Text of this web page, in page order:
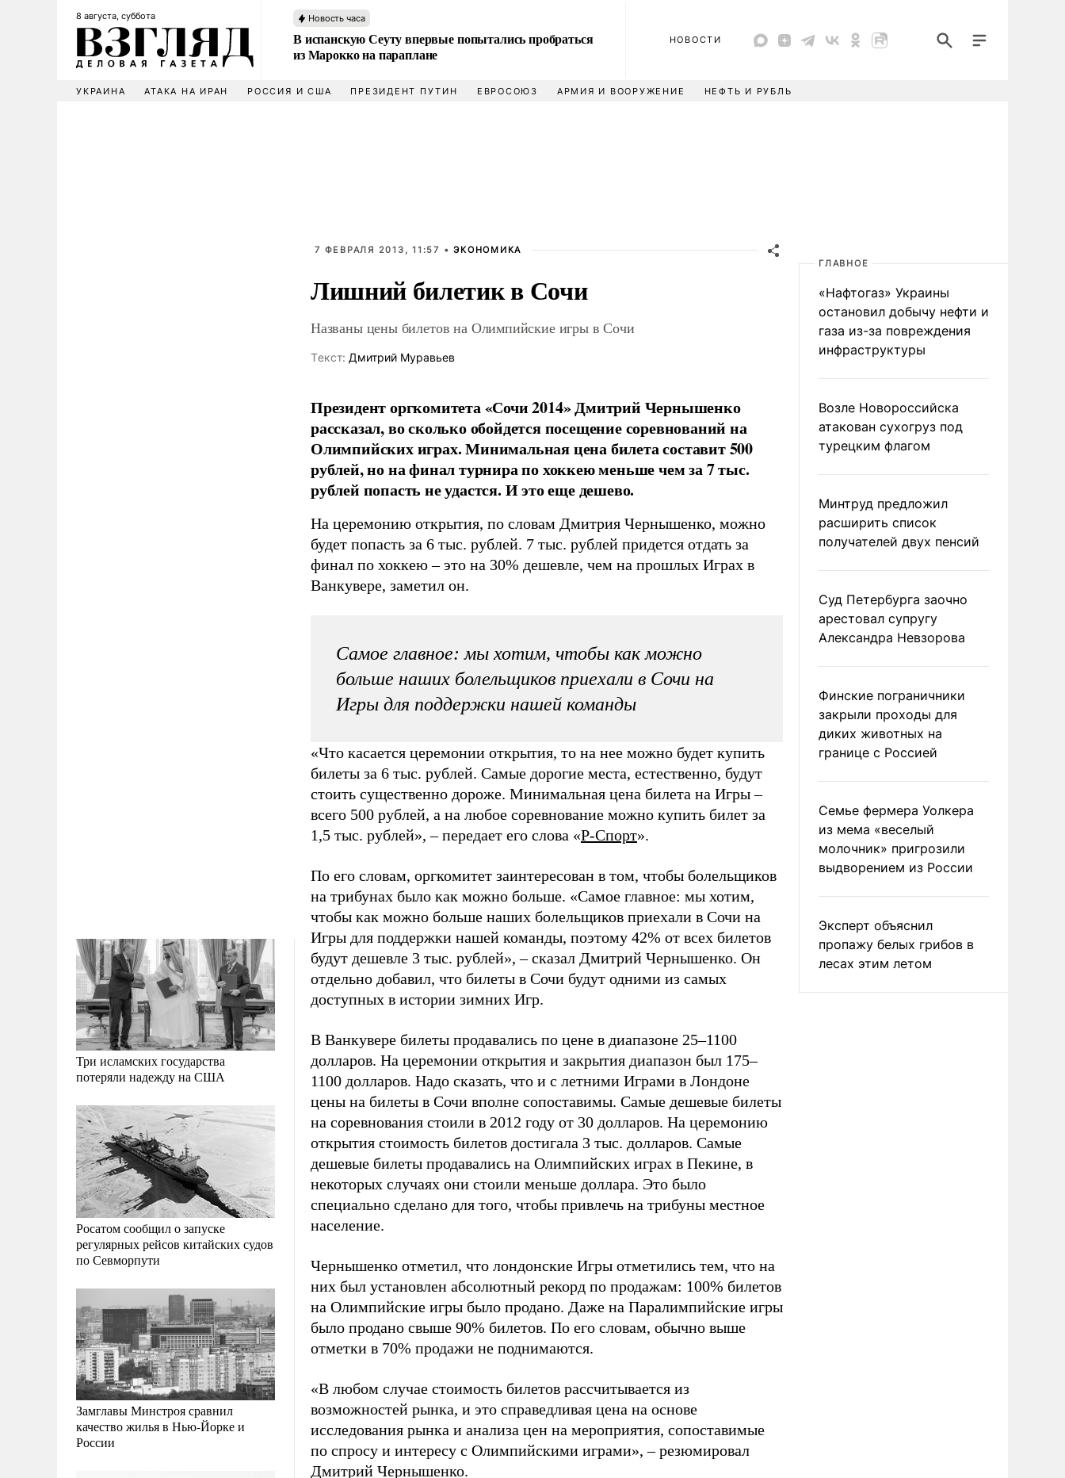
8 августа, суббота Новость часа
В испанскую Сеуту впервые попытались пробраться
из Марокко на параплане
НОВОСТИ
УКРАИНА АТАКА НА ИРАН РОССИЯ И США ПРЕЗИДЕНТ ПУТИН ЕВРОСОЮЗ АРМИЯ И ВООРУЖЕНИЕ НЕФТЬ И РУБЛЬ
Три исламских государства
потеряли надежду на США
Росатом сообщил о запуске
регулярных рейсов китайских судов
по Севморпути
Замглавы Минстроя сравнил
качество жилья в Нью-Йорке и
России
7 ФЕВРАЛЯ 2013, 11:57 •ЭКОНОМИКА
Лишний билетик в Сочи
Названы цены билетов на Олимпийские игры в Сочи
Tекст: Дмитрий Муравьев
Президент оргкомитета «Сочи 2014» Дмитрий Чернышенко
рассказал, во сколько обойдется посещение соревнований на
Олимпийских играх. Минимальная цена билета составит 500
рублей, но на финал турнира по хоккею меньше чем за 7 тыс.
рублей попасть не удастся. И это еще дешево.
На церемонию открытия, по словам Дмитрия Чернышенко, можно
будет попасть за 6 тыс. рублей. 7 тыс. рублей придется отдать за
финал по хоккею – это на 30% дешевле, чем на прошлых Играх в
Ванкувере, заметил он.
Самое главное: мы хотим, чтобы как можно
больше наших болельщиков приехали в Сочи на
Игры для поддержки нашей команды
«Что касается церемонии открытия, то на нее можно будет купить
билеты за 6 тыс. рублей. Самые дорогие места, естественно, будут
стоить существенно дороже. Минимальная цена билета на Игры –
всего 500 рублей, а на любое соревнование можно купить билет за
1,5 тыс. рублей», – передает его слова «Р-Спорт».
По его словам, оргкомитет заинтересован в том, чтобы болельщиков
на трибунах было как можно больше. «Самое главное: мы хотим,
чтобы как можно больше наших болельщиков приехали в Сочи на
Игры для поддержки нашей команды, поэтому 42% от всех билетов
будут дешевле 3 тыс. рублей», – сказал Дмитрий Чернышенко. Он
отдельно добавил, что билеты в Сочи будут одними из самых
доступных в истории зимних Игр.
В Ванкувере билеты продавались по цене в диапазоне 25–1100
долларов. На церемонии открытия и закрытия диапазон был 175–
1100 долларов. Надо сказать, что и с летними Играми в Лондоне
цены на билеты в Сочи вполне сопоставимы. Самые дешевые билеты
на соревнования стоили в 2012 году от 30 долларов. На церемонию
открытия стоимость билетов достигала 3 тыс. долларов. Самые
дешевые билеты продавались на Олимпийских играх в Пекине, в
некоторых случаях они стоили меньше доллара. Это было
специально сделано для того, чтобы привлечь на трибуны местное
население.
Чернышенко отметил, что лондонские Игры отметились тем, что на
них был установлен абсолютный рекорд по продажам: 100% билетов
на Олимпийские игры было продано. Даже на Паралимпийские игры
было продано свыше 90% билетов. По его словам, обычно выше
отметки в 70% продажи не поднимаются.
«В любом случае стоимость билетов рассчитывается из
возможностей рынка, и это справедливая цена на основе
исследования рынка и анализа цен на мероприятия, сопоставимые
по спросу и интересу с Олимпийскими играми», – резюмировал
Дмитрий Чернышенко.
ГЛАВНОЕ
«Нафтогаз» Украины
остановил добычу нефти и
газа из-за повреждения
инфраструктуры
Возле Новороссийска
атакован сухогруз под
турецким флагом
Минтруд предложил
расширить список
получателей двух пенсий
Суд Петербурга заочно
арестовал супругу
Александра Невзорова
Финские пограничники
закрыли проходы для
диких животных на
границе с Россией
Семье фермера Уолкера
из мема «веселый
молочник» пригрозили
выдворением из России
Эксперт объяснил
пропажу белых грибов в
лесах этим летом